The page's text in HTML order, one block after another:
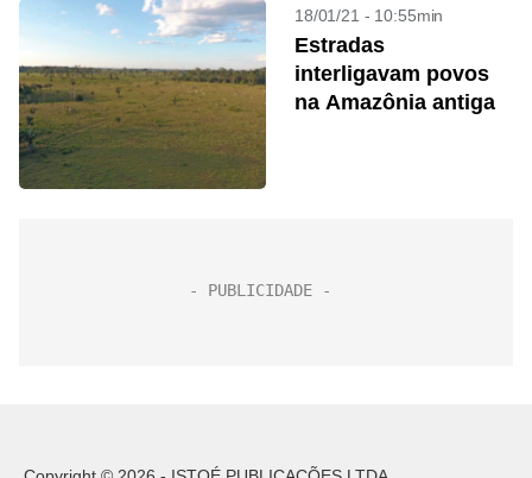
18/01/21 - 10:55min
Estradas
interligavam povos
na Amazônia antiga